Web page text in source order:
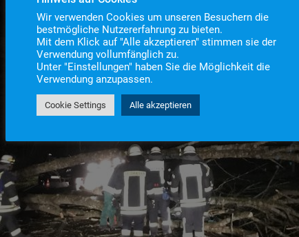
Wir verwenden Cookies um unseren Besuchern die
bestmögliche Nutzererfahrung zu bieten.
Mit dem Klick auf "Alle akzeptieren" stimmen sie der
Verwendung vollumfänglich zu.
Unter "Einstellungen" haben Sie die Möglichkeit die
Verwendung anzupassen.
Cookie Settings Alle akzeptieren